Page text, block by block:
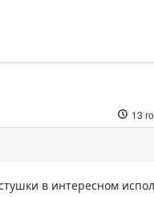
13
в интересном